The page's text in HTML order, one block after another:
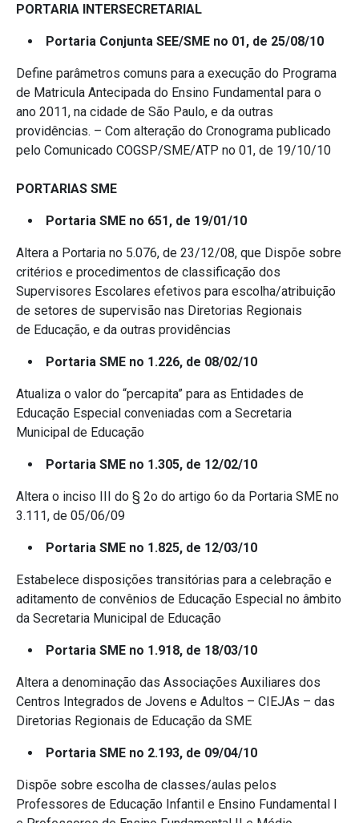
PORTARIA INTERSECRETARIAL
Portaria Conjunta SEE/SME no 01, de 25/08/10
Define parâmetros comuns para a execução do Programa
de Matricula Antecipada do Ensino Fundamental para o
ano 2011, na cidade de São Paulo, e da outras
providências. – Com alteração do Cronograma publicado
pelo Comunicado COGSP/SME/ATP no 01, de 19/10/10
PORTARIAS SME
Portaria SME no 651, de 19/01/10
Altera a Portaria no 5.076, de 23/12/08, que Dispõe sobre
critérios e procedimentos de classificação dos
Supervisores Escolares efetivos para escolha/atribuição
de setores de supervisão nas Diretorias Regionais
de Educação, e da outras providências
Portaria SME no 1.226, de 08/02/10
Atualiza o valor do “percapita” para as Entidades de
Educação Especial conveniadas com a Secretaria
Municipal de Educação
Portaria SME no 1.305, de 12/02/10
Altera o inciso III do § 2o do artigo 6o da Portaria SME no
3.111, de 05/06/09
Portaria SME no 1.825, de 12/03/10
Estabelece disposições transitórias para a celebração e
aditamento de convênios de Educação Especial no âmbito
da Secretaria Municipal de Educação
Portaria SME no 1.918, de 18/03/10
Altera a denominação das Associações Auxiliares dos
Centros Integrados de Jovens e Adultos – CIEJAs – das
Diretorias Regionais de Educação da SME
Portaria SME no 2.193, de 09/04/10
Dispõe sobre escolha de classes/aulas pelos
Professores de Educação Infantil e Ensino Fundamental I